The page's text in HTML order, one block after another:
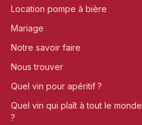
Location pompe à bière
Mariage
Notre savoir faire
Nous trouver
Quel vin pour apéritif ?
Quel vin qui plaît à tout le monde
?